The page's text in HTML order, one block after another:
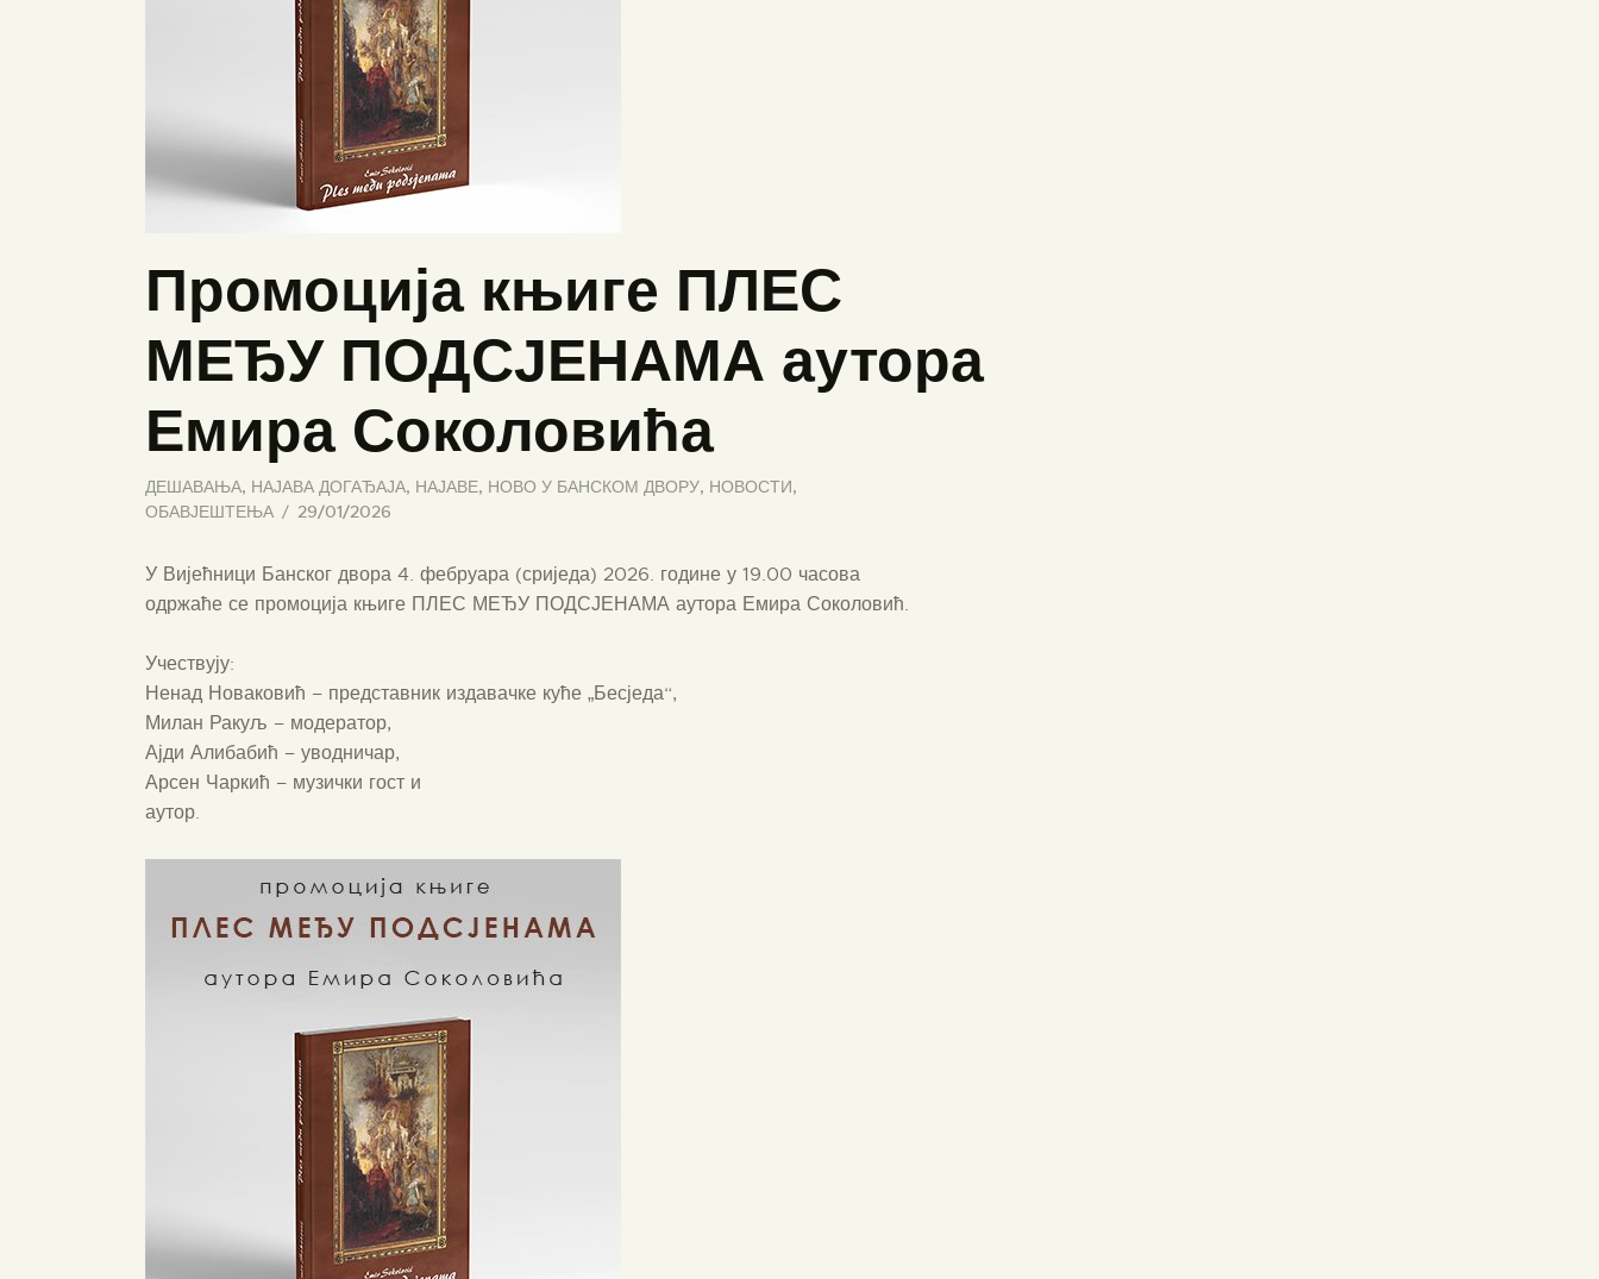
Промоција књиге ПЛЕС
МЕЂУ ПОДСЈЕНАМА аутора
Емира Соколовића
ДЕШАВАЊА, НАЈАВА ДОГАЂАЈА, НАЈАВЕ, НОВО У БАНСКОМ ДВОРУ, НОВОСТИ,
ОБАВЈЕШТЕЊА
29/01/2026
У Вијећници Банског двора 4. фебруара (сриједа) 2026. године у 19.00 часова
одржаће се промоција књиге ПЛЕС МЕЂУ ПОДСЈЕНАМА аутора Емира Соколовић.
Учествују:
Ненад Новаковић – представник издавачке куће „Бесједа“,
Милан Ракуљ – модератор,
Ајди Алибабић – уводничар,
Арсен Чаркић – музички гост и
аутор.